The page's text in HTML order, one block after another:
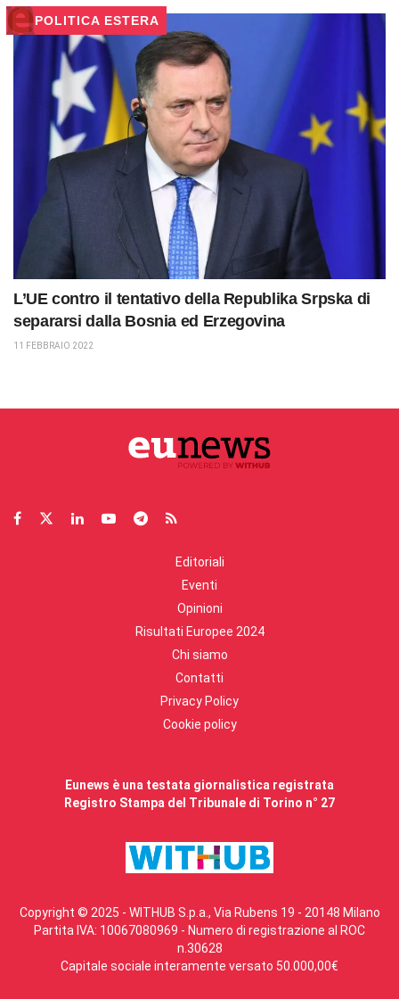
POLITICA ESTERA
L’UE contro il tentativo della Republika Srpska di
separarsi dalla Bosnia ed Erzegovina
11 FEBBRAIO 2022
Editoriali
Eventi
Opinioni
Risultati Europee 2024
Chi siamo
Contatti
Privacy Policy
Cookie policy
Eunews è una testata giornalistica registrata
Registro Stampa del Tribunale di Torino n° 27
Copyright © 2025 - WITHUB S.p.a., Via Rubens 19 - 20148 Milano
Partita IVA: 10067080969 - Numero di registrazione al ROC
n.30628
Capitale sociale interamente versato 50.000,00€